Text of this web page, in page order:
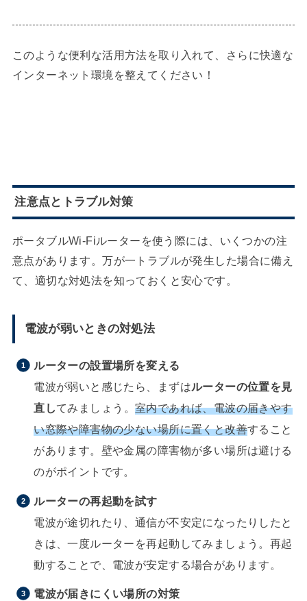
このような便利な活用方法を取り入れて、さらに快適な
インターネット環境を整えてください！
注意点とトラブル対策
ポータブルWi-Fiルーターを使う際には、いくつかの注
意点があります。万が一トラブルが発生した場合に備え
て、適切な対処法を知っておくと安心です。
電波が弱いときの対処法
ルーターの設置場所を変える
電波が弱いと感じたら、まずはルーターの位置を見
直してみましょう。 室内であれば、電波の届きやす
い窓際や障害物の少ない場所に置くと改善すること
があります。壁や金属の障害物が多い場所は避ける
のがポイントです。
ルーターの再起動を試す
電波が途切れたり、通信が不安定になったりしたと
きは、一度ルーターを再起動してみましょう。再起
動することで、電波が安定する場合があります。
電波が届きにくい場所の対策